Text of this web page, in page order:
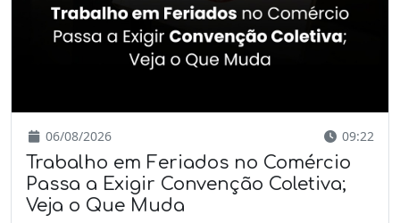
06/08/2026 09:22
Trabalho em Feriados no Comércio
Passa a Exigir Convenção Coletiva;
Veja o Que Muda